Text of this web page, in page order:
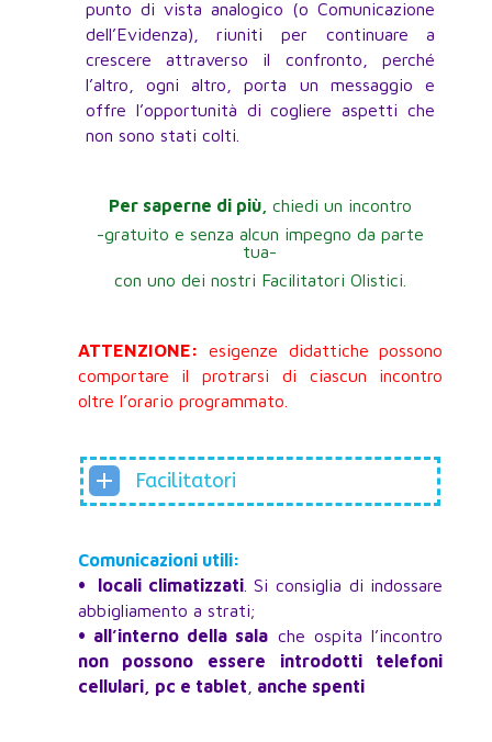
punto di vista analogico (o Comunicazione
dell’Evidenza), riuniti per continuare a
crescere attraverso il confronto, perché
l’altro, ogni altro, porta un messaggio e
offre l’opportunità di cogliere aspetti che
non sono stati colti.
Per saperne di più, chiedi un incontro
-gratuito e senza alcun impegno da parte
tua-
con uno dei nostri Facilitatori Olistici.
ATTENZIONE: esigenze didattiche possono
comportare il protrarsi di ciascun incontro
oltre l’orario programmato.
Facilitatori
Comunicazioni utili:
• locali climatizzati. Si consiglia di indossare
abbigliamento a strati;
• all’interno della sala che ospita l’incontro
non possono essere introdotti telefoni
cellulari, pc e tablet
anche spenti